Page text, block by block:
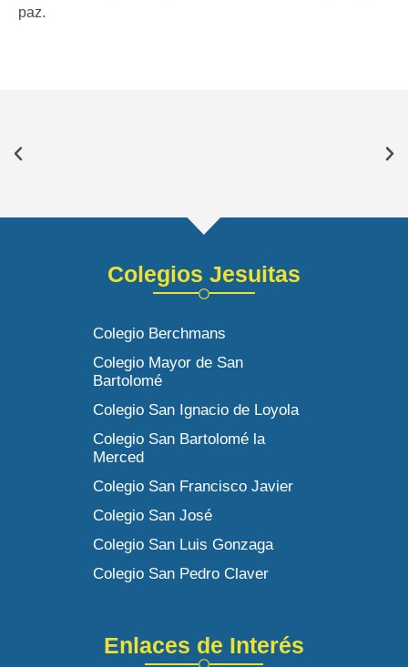
paz.
Colegios Jesuitas
Colegio Berchmans
Colegio Mayor de San
Bartolomé
Colegio San Ignacio de Loyola
Colegio San Bartolomé la
Merced
Colegio San Francisco Javier
Colegio San José
Colegio San Luis Gonzaga
Colegio San Pedro Claver
Enlaces de Interés